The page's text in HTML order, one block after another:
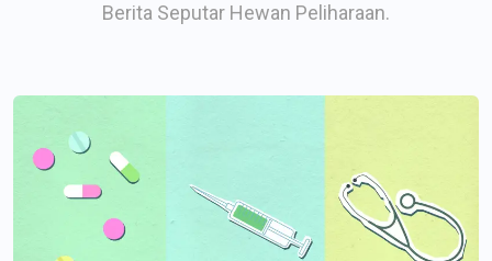
Berita Seputar Hewan Peliharaan.